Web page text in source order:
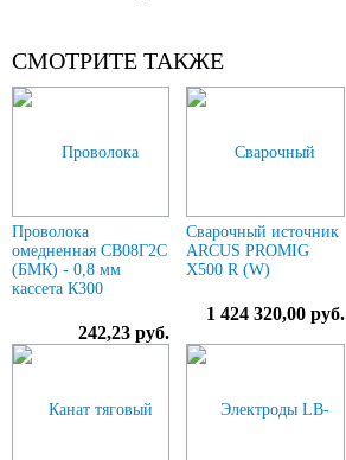
СМОТРИТЕ ТАКЖЕ
Проволока
омедненная СВ08Г2С
(БМК) - 0,8 мм
кассета К300
242,23 руб.
Сварочный источник
ARCUS PROMIG
X500 R (W)
1 424 320,00 руб.